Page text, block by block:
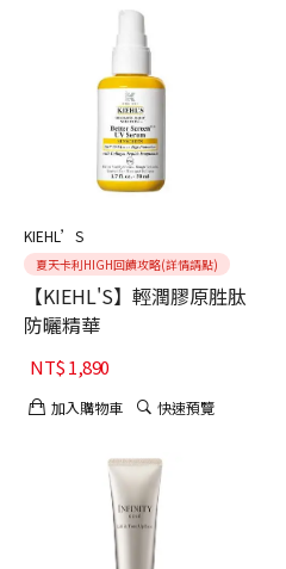
KIEHL’S
夏天卡利HIGH回饋攻略(詳情請點)
【KIEHL'S】輕潤膠原胜肽
防曬精華
NT$1,890
加入購物車 快速預覽